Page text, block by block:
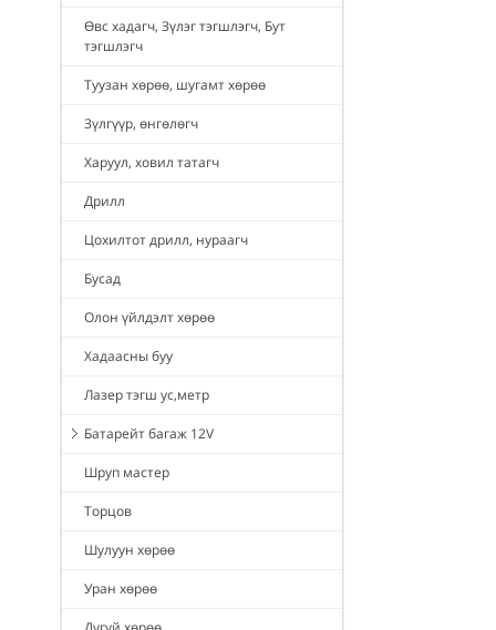
Өвс хадагч, Зүлэг тэгшлэгч, Бут
тэгшлэгч
Туузан хөрөө, шугамт хөрөө
Зүлгүүр, өнгөлөгч
Харуул, ховил татагч
Дрилл
Цохилтот дрилл, нураагч
Бусад
Олон үйлдэлт хөрөө
Хадаасны буу
Лазер тэгш ус,метр
Батарейт багаж 12V
Шруп мастер
Торцов
Шулуун хөрөө
Уран хөрөө